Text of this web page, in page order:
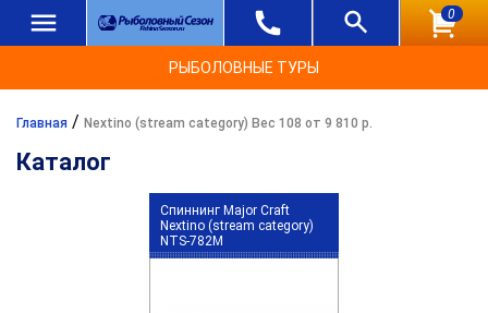
0
РЫБОЛОВНЫЕ ТУРЫ
Главная / Nextino (stream category) Вес 108 от 9 810 р.
Каталог
Спиннинг Major Craft
Nextino (stream category)
NTS-782M